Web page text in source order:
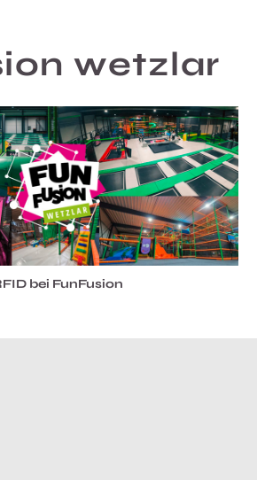
wetzlar
bei FunFusion